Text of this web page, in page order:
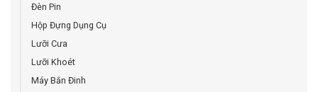
Đèn Pin
Hộp Đựng Dụng Cụ
Lưỡi Cưa
Lưỡi Khoét
Máy Bắn Đinh